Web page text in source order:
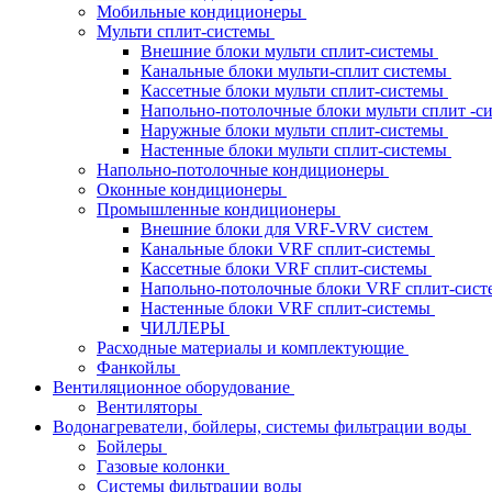
Мобильные кондиционеры
Мульти сплит-системы
Внешние блоки мульти сплит-системы
Канальные блоки мульти-сплит системы
Кассетные блоки мульти сплит-системы
Напольно-потолочные блоки мульти сплит -
Наружные блоки мульти сплит-системы
Настенные блоки мульти сплит-системы
Напольно-потолочные кондиционеры
Оконные кондиционеры
Промышленные кондиционеры
Внешние блоки для VRF-VRV систем
Канальные блоки VRF сплит-системы
Кассетные блоки VRF сплит-системы
Напольно-потолочные блоки VRF сплит-
Настенные блоки VRF сплит-системы
ЧИЛЛЕРЫ
Расходные материалы и комплектующие
Фанкойлы
Вентиляционное оборудование
Вентиляторы
Водонагреватели, бойлеры, системы фильтрации воды
Бойлеры
Газовые колонки
Системы фильтрации воды